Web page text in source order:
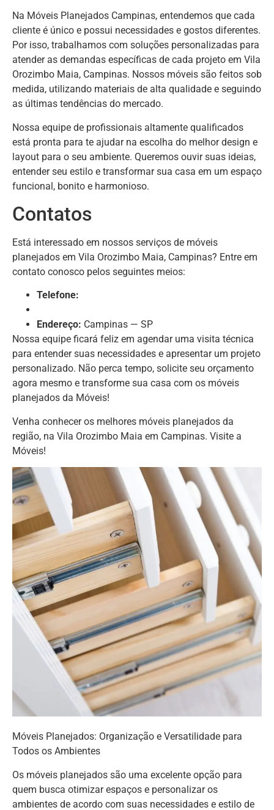
Na Móveis Planejados Campinas, entendemos que cada
cliente é único e possui necessidades e gostos diferentes.
Por isso, trabalhamos com soluções personalizadas para
atender as demandas específicas de cada projeto em Vila
Orozimbo Maia, Campinas. Nossos móveis são feitos sob
medida, utilizando materiais de alta qualidade e seguindo
as últimas tendências do mercado.
Nossa equipe de profissionais altamente qualificados
está pronta para te ajudar na escolha do melhor design e
layout para o seu ambiente. Queremos ouvir suas ideias,
entender seu estilo e transformar sua casa em um espaço
funcional, bonito e harmonioso.
Contatos
Está interessado em nossos serviços de móveis
planejados em Vila Orozimbo Maia, Campinas? Entre em
contato conosco pelos seguintes meios:
Telefone:
Endereço: Campinas — SP
Nossa equipe ficará feliz em agendar uma visita técnica
para entender suas necessidades e apresentar um projeto
personalizado. Não perca tempo, solicite seu orçamento
agora mesmo e transforme sua casa com os móveis
planejados da Móveis!
Venha conhecer os melhores móveis planejados da
região, na Vila Orozimbo Maia em Campinas. Visite a
Móveis!
Móveis Planejados: Organização e Versatilidade para
Todos os Ambientes
Os móveis planejados são uma excelente opção para
quem busca otimizar espaços e personalizar os
ambientes de acordo com suas necessidades e estilo de